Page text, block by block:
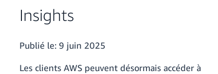
Insights
Publié le: 9 juin 2025
Les clients AWS peuvent désormais accéder à